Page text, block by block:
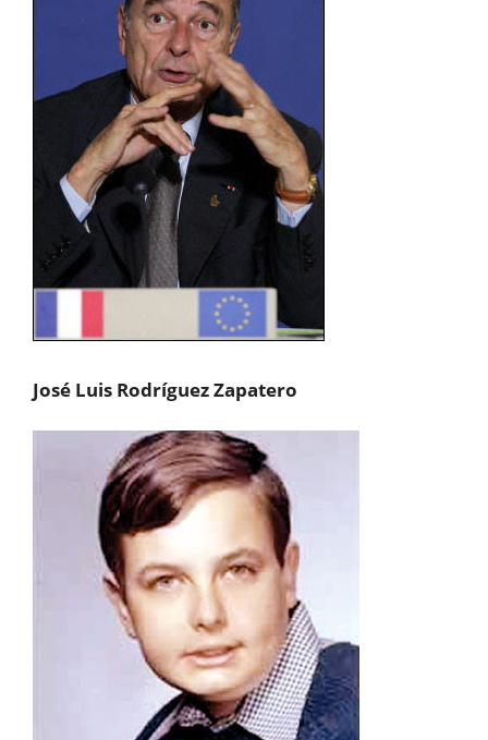
José Luis Rodríguez Zapatero